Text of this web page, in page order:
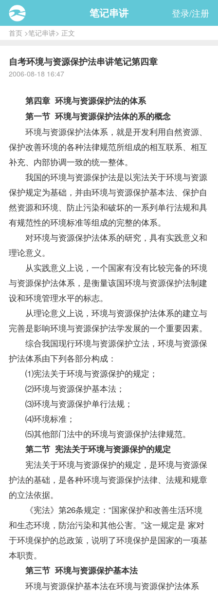
笔记串讲 登录/注册
首页>笔记串讲> 正文
自考环境与资源保护法串讲笔记第四章
2006-08-18 16:47
第四章 环境与资源保护法的体系
第一节 环境与资源保护法体的系的概念
环境与资源保护法体系，就是开发利用自然资源、
保护改善环境的各种法律规范所组成的相互联系、相互
补充、内部协调一致的统一整体。
我国的环境与资源保护法是以宪法关于环境与资源
保护规定为基础，并由环境与资源保护基本法、保护自
然资源和环境、防止污染和破坏的一系列单行法规和具
有规范性的环境标准等组成的完整的体系。
对环境与资源保护法体系的研究，具有实践意义和
理论意义。
从实践意义上说，一个国家有没有比较完备的环境
与资源保护法体系，是衡量该国环境与资源保护法制建
设和环境管理水平的标志。
从理论意义上说，环境与资源保护法体系的建立与
完善是影响环境与资源保护法学发展的一个重要因素。
综合我国现行环境与资源保护立法，环境与资源保
护法体系由下列各部分构成：
⑴宪法关于环境与资源保护的规定；
⑵环境与资源保护基本法；
⑶环境与资源保护单行法规；
⑷环境标准；
⑸其他部门法中的环境与资源保护法律规范。
第二节 宪法关于环境与资源保护的规定
宪法关于环境与资源保护的规定，是环境与资源保
护法的基础，是各种环境与资源保护法律、法规和规章
的立法依据。
《宪法》第26条规定：“国家保护和改善生活环境
和生态环境，防治污染和其他公害。”这一规定是 家对
于环境保护的总政策 ，说明了环境保护是国家的一项基
本职责。
第三节 环境与资源保护基本法
环境与资源保护基本法在环境与资源保护法体系